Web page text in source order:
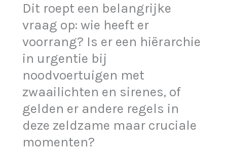
Dit roept een belangrijke
vraag op: wie heeft er
voorrang? Is er een hiërarchie
in urgentie bij
noodvoertuigen met
zwaailichten en sirenes, of
gelden er andere regels in
deze zeldzame maar cruciale
momenten?